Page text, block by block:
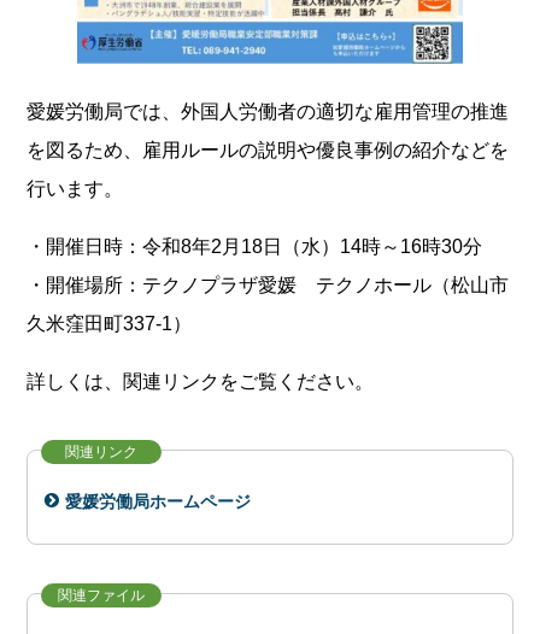
愛媛労働局では、外国人労働者の適切な雇用管理の推進
を図るため、雇用ルールの説明や優良事例の紹介などを
行います。
・開催日時：令和8年2月18日（水）14時～16時30分
・開催場所：テクノプラザ愛媛 テクノホール（松山市
久米窪田町337-1）
詳しくは、関連リンクをご覧ください。
関連リンク
愛媛労働局ホームページ
関連ファイル